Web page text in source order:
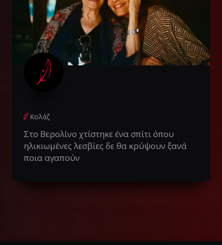
Κολάζ
Στο Βερολίνο χτίστηκε ένα σπίτι όπου
ηλικιωμένες λεσβίες δε θα κρύψουν ξανά
ποια αγαπούν